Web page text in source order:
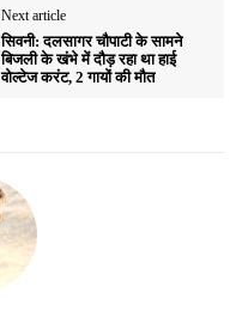
Next article
सिवनी: दलसागर चौपाटी के सामने
बिजली के खंभे में दौड़ रहा था हाई
वोल्टेज करंट, 2 गायों की मौत